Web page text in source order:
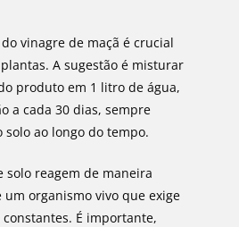
vinagre de maçã é crucial
A sugestão é misturar
produto em 1 litro de água,
a cada 30 dias, sempre
ao longo do tempo.
solo reagem de maneira
organismo vivo que exige
É importante,